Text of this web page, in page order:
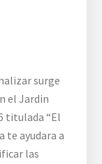
surge
el Jardin
titulada “El
te ayudara a
las